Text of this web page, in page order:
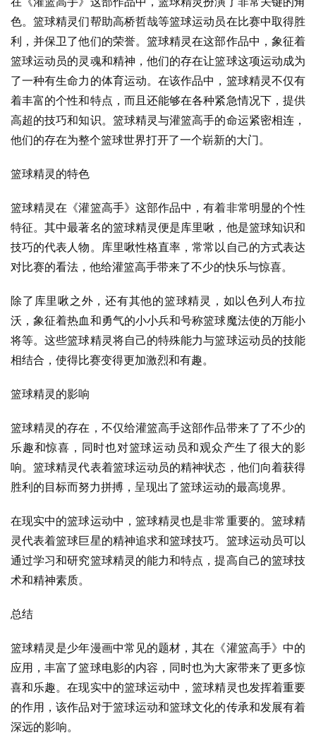
色。篮球精灵们帮助高桥哲哉等篮球运动员在比赛中取得胜
利，并保卫了他们的荣誉。篮球精灵在这部作品中，象征着
篮球运动员的灵魂和精神，他们的存在让篮球这项运动成为
了一种有生命力的体育运动。在该作品中，篮球精灵不仅有
着丰富的个性和特点，而且还能够在各种紧急情况下，提供
高超的技巧和知识。篮球精灵与灌篮高手的命运紧密相连，
他们的存在为整个篮球世界打开了一个崭新的大门。
篮球精灵的特色
篮球精灵在《灌篮高手》这部作品中，有着非常明显的个性
特征。其中最著名的篮球精灵便是库里啾，他是篮球知识和
技巧的代表人物。库里啾性格直率，常常以自己的方式表达
对比赛的看法，他给灌篮高手带来了不少的快乐与惊喜。
除了库里啾之外，还有其他的篮球精灵，如以色列人布拉
沃，象征着热血和勇气的小小兵和号称篮球魔法使的万能小
将等。这些篮球精灵将自己的特殊能力与篮球运动员的技能
相结合，使得比赛变得更加激烈和有趣。
篮球精灵的影响
篮球精灵的存在，不仅给灌篮高手这部作品带来了了不少的
乐趣和惊喜，同时也对篮球运动员和观众产生了很大的影
响。篮球精灵代表着篮球运动员的精神状态，他们向着获得
胜利的目标而努力拼搏，呈现出了篮球运动的最高境界。
在现实中的篮球运动中，篮球精灵也是非常重要的。篮球精
灵代表着篮球巨星的精神追求和篮球技巧。篮球运动员可以
通过学习和研究篮球精灵的能力和特点，提高自己的篮球技
术和精神素质。
总结
篮球精灵是少年漫画中常见的题材，其在《灌篮高手》中的
应用，丰富了篮球电影的内容，同时也为大家带来了更多惊
喜和乐趣。在现实中的篮球运动中，篮球精灵也发挥着重要
的作用，该作品对于篮球运动和篮球文化的传承和发展有着
深远的影响。